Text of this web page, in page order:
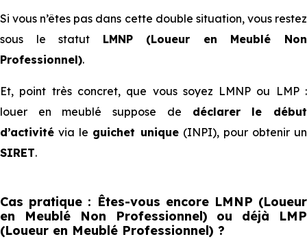
Si vous n’êtes pas dans cette double situation, vous restez
sous le statut LMNP (Loueur en Meublé Non
Professionnel).
Et, point très concret, que vous soyez LMNP ou LMP :
louer en meublé suppose de déclarer le début
d’activité via le guichet unique(INPI), pour obtenir un
SIRET.
Cas pratique : Êtes-vous encore LMNP (Loueur
en Meublé Non Professionnel) ou déjà LMP
(Loueur en Meublé Professionnel) ?